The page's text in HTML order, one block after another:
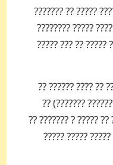
– ??????? ??? ??
????? ????? (?????
?????? ??? ?
– ??????? ???
????? ?? ?????
????? ???? ??? ?
?? ?? ??? ???? ?